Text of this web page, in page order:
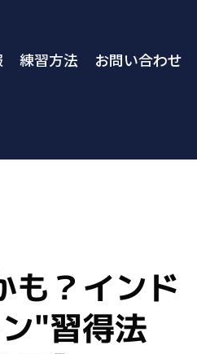
練習方法 お問い合わせ
も？インド
"習得法